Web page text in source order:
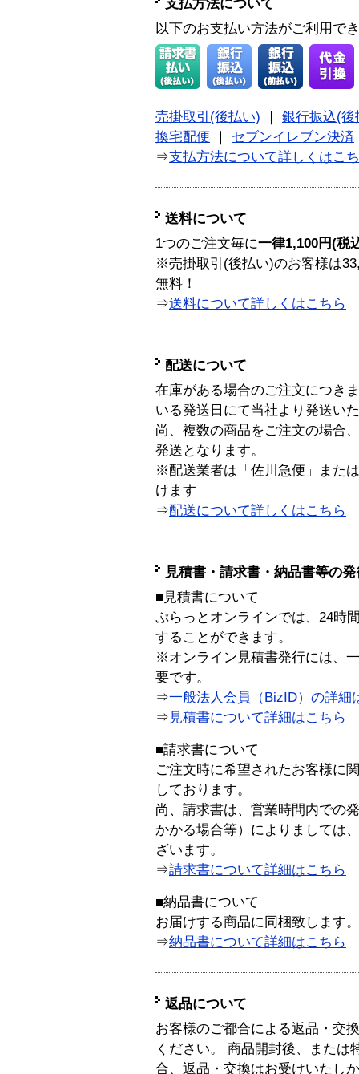
支払方法について
以下のお支払い方法がご利用で
売掛取引(後払い)
銀行振込(後
換宅配便
セブンイレブン決済
⇒支払方法について詳しくはこ
送料について
1つのご注文毎に一律1,100円(税
※売掛取引(後払い)のお客様は
無料！
⇒送料について詳しくはこちら
配送について
在庫がある場合のご注文につき
いる発送日にて当社より発送い
尚、複数の商品をご注文の場合
発送となります。
※配送業者は「佐川急便」また
けます
⇒配送について詳しくはこちら
見積書・請求書・納品書等の
■見積書について
ぷらっとオンラインでは、24時
することができます。
※オンライン見積書発行には、
要です。
⇒一般法人会員（BizID）の詳細
⇒ 見積書について詳細はこちら
■請求書について
ご注文時に希望されたお客様に
しております。
尚、請求書は、営業時間内での
かかる場合等）によりましては
ざいます。
⇒請求書について詳細はこちら
■納品書について
お届けする商品に同梱致します。
⇒納品書について詳細はこちら
返品について
お客様のご都合による返品・交
ください。 商品開封後、または
合、返品・交換はお受けいたし